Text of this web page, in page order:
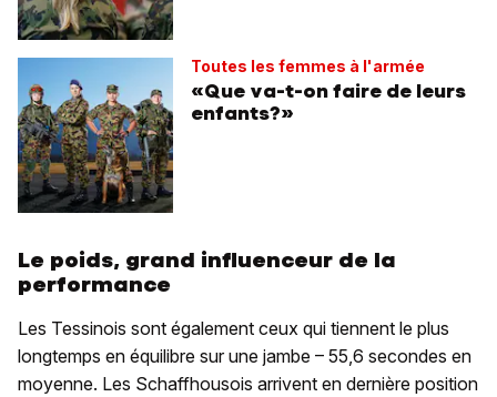
Toutes les femmes à l'armée
«Que va-t-on faire de leurs
enfants?»
Le poids, grand influenceur de la
performance
Les Tessinois sont également ceux qui tiennent le plus
longtemps en équilibre sur une jambe – 55,6 secondes en
moyenne. Les Schaffhousois arrivent en dernière position